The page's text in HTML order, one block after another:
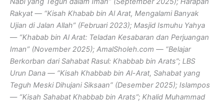
Rakyat — “Kisah Khabab bin Al Arat, Mengalami Banyak
Ujian di Jalan Allah” (Februari 2023); Masjid Ismuhu Yahya
— “Khabab bin Al Arat: Teladan Kesabaran dan Perjuangan
Iman” (November 2025); AmalSholeh.com — “Belajar
Berkorban dari Sahabat Rasul: Khabbab bin Arats”; LBS
Urun Dana — “Kisah Khabbab bin Al-Arat, Sahabat yang
Teguh Meski Dihujani Siksaan” (Desember 2025); Islampos
— “Kisah Sahabat Khabbab bin Arats”; Khalid Muhammad